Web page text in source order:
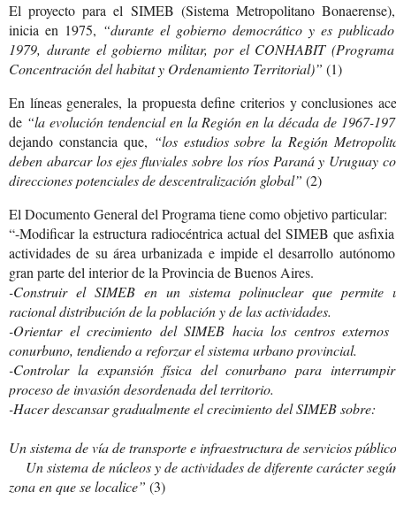
El proyecto para el SIMEB (Sistema Metropolitano
inicia en 1975, “durante el gobierno democrático y es
1979, durante el gobierno militar, por el CONHABIT
Concentración del habitat y Ordenamiento Territorial)” (1)
En líneas generales, la propuesta define criterios y conclusiones
de “la evolución tendencial en la Región en la década de 1967-
dejando constancia que, “los estudios sobre la Región
deben abarcar los ejes fluviales sobre los ríos Paraná y Uruguay
direcciones potenciales de descentralización global” (2)
El Documento General del Programa tiene como objetivo particular:
“-Modificar la estructura radiocéntrica actual del SIMEB que
actividades de su área urbanizada e impide el desarrollo
gran parte del interior de la Provincia de Buenos Aires.
-Construir el SIMEB en un sistema polinuclear que permite
racional distribución de la población y de las actividades.
-Orientar el crecimiento del SIMEB hacia los centros externos
conurbuno, tendiendo a reforzar el sistema urbano provincial.
-Controlar la expansión física del conurbano para
proceso de invasión desordenada del territorio.
-Hacer descansar gradualmente el crecimiento del SIMEB sobre:
Un sistema de vía de transporte e infraestructura de servicios
Un sistema de núcleos y de actividades de diferente carácter
zona en que se localice” (3)